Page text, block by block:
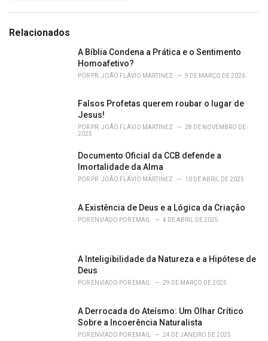
o
r:Relacionados
A Bíblia Condena a Prática e o Sentimento
Homoafetivo?
POR PR. JOÃO FLÁVIO MARTINEZ 9 DE MARÇO DE 2026
Falsos Profetas querem roubar o lugar de
Jesus!
POR PR. JOÃO FLÁVIO MARTINEZ
28 DE NOVEMBRO DE
2025
Documento Oficial da CCB defende a
Imortalidade da Alma
POR PR. JOÃO FLÁVIO MARTINEZ 10 DE ABRIL DE 2025
A Existência de Deus e a Lógica da Criação
POR ENVIADO POR EMAIL 4 DE ABRIL DE 2025
A Inteligibilidade da Natureza e a Hipótese de
Deus
POR ENVIADO POR EMAIL 29 DE MARÇO DE 2025
A Derrocada do Ateísmo: Um Olhar Crítico
Sobre a Incoerência Naturalista
POR ENVIADO POR EMAIL 24 DE JANEIRO DE 2025